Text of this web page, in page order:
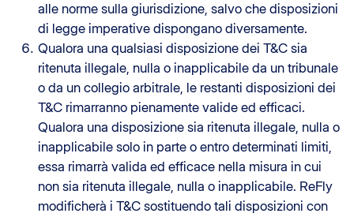
alle norme sulla giurisdizione, salvo che disposizioni
di legge imperative dispongano diversamente.
Qualora una qualsiasi disposizione dei T&C sia
ritenuta illegale, nulla o inapplicabile da un tribunale
o da un collegio arbitrale, le restanti disposizioni dei
T&C rimarranno pienamente valide ed efficaci.
Qualora una disposizione sia ritenuta illegale, nulla o
inapplicabile solo in parte o entro determinati limiti,
essa rimarrà valida ed efficace nella misura in cui
non sia ritenuta illegale, nulla o inapplicabile. ReFly
modificherà i T&C sostituendo tali disposizioni con